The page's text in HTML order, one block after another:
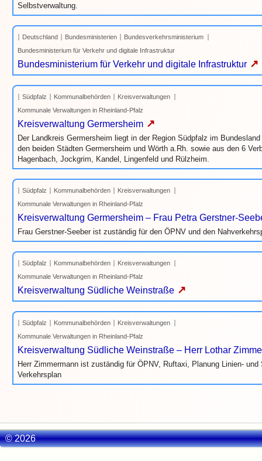
Selbstverwaltung.
Deutschland Bundesministerien
Bundesverkehrsministerium
Bundesministerium für Verkehr und digitale Infrastruktur
Bundesministerium für Verkehr und digitale Infrastruktur ↗
Südpfalz Kommunalbehörden
Kreisverwaltungen
Kommunale Verwaltungen in Rheinland-Pfalz
Kreisverwaltung Germersheim ↗
Der Landkreis Germersheim liegt in der Region Südpfalz im
den beiden Städten Germersheim und Wörth a.Rh. sowie aus den 6
Hagenbach, Jockgrim, Kandel, Lingenfeld und Rülzheim.
Südpfalz Kommunalbehörden
Kreisverwaltungen
Kommunale Verwaltungen in Rheinland-Pfalz
Kreisverwaltung Germersheim – Frau Petra Gerstner-
Frau Gerstner-Seeber ist zuständig für den ÖPNV und den
Südpfalz Kommunalbehörden
Kreisverwaltungen
Kommunale Verwaltungen in Rheinland-Pfalz
Kreisverwaltung Südliche Weinstraße ↗
Südpfalz Kommunalbehörden
Kreisverwaltungen
Kommunale Verwaltungen in Rheinland-Pfalz
Kreisverwaltung Südliche Weinstraße – Herr Lothar
Herr Zimmermann ist zuständig für ÖPNV, Ruftaxi, Planung Linien-
Verkehrsplan
© 2026